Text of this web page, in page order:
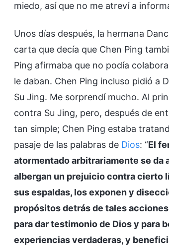
miedo, así que no me atreví a
Unos días después, la hermana
carta que decía que Chen Ping
Ping afirmaba que no podía
le daban. Chen Ping incluso pidió a
Su Jing. Me sorprendí mucho. Al
contra Su Jing, pero, después de
tan simple; Chen Ping estaba
pasaje de las palabras de Dios: “El
atormentado arbitrariamente se da
albergan un prejuicio contra cierto
sus espaldas, los exponen y
propósitos detrás de tales
para dar testimonio de Dios y para
experiencias verdaderas, y